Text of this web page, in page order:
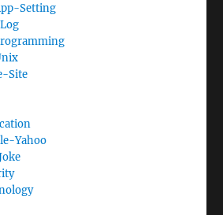
Setting
Site
Yahoo